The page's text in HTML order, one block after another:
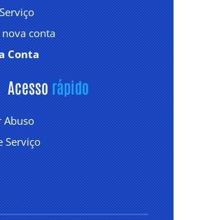
conta
Conta
Acesso rápido
Abuso
Serviço